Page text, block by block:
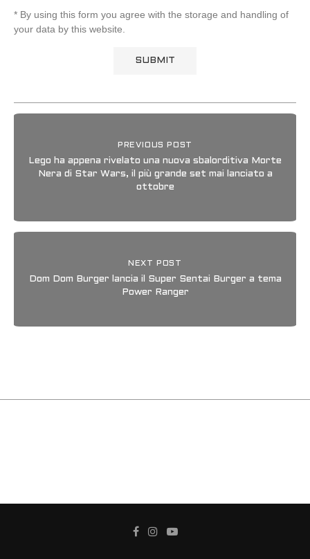
* By using this form you agree with the storage and handling of
your data by this website.
PREVIOUS POST
Lego ha appena rivelato una nuova sbalorditiva Morte
Nera di Star Wars, il più grande set mai lanciato a
ottobre
NEXT POST
Dom Dom Burger lancia il Super Sentai Burger a tema
Power Ranger